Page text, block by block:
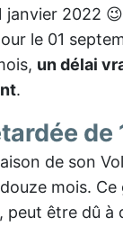
janvier 2022
le 01
un délai
.
de
de son
mois.
peut être dû à